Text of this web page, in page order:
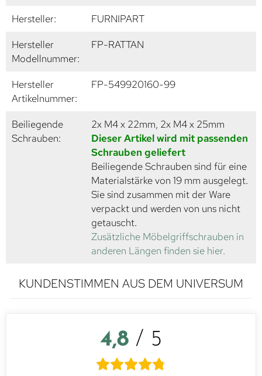
Hersteller:
FURNIPART
Hersteller
Modellnummer:
FP-RATTAN
Hersteller
Artikelnummer:
FP-549920160-99
Beiliegende
Schrauben:
2x M4 x 22mm, 2x M4 x 25mm
Dieser Artikel wird mit passenden
Schrauben geliefert
Beiliegende Schrauben sind für eine
Materialstärke von 19 mm ausgelegt.
Sie sind zusammen mit der Ware
verpackt und werden von uns nicht
getauscht.
Zusätzliche Möbelgriffschrauben in
anderen Längen finden sie hier.
KUNDENSTIMMEN AUS DEM UNIVERSUM
4,8 / 5